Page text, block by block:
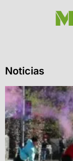
Noticias